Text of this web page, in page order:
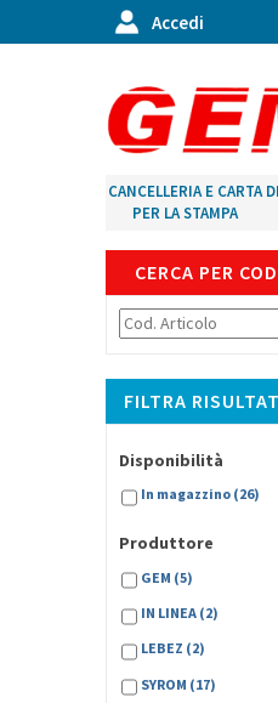
Accedi
CANCELLERIA E CARTA
PER LA STAMPA
CERCA PER
FILTRA
Disponibilità
In magazzino (26)
Produttore
GEM (5)
IN LINEA (2)
LEBEZ (2)
SYROM (17)